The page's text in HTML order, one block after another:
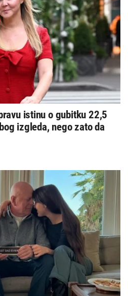
istinu o gubitku 22,5
izgleda, nego zato da